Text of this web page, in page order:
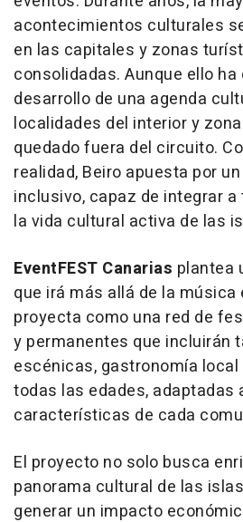
acontecimientos culturales
en las capitales y zonas
consolidadas. Aunque ello
desarrollo de una agenda
localidades del interior y
quedado fuera del circuito.
realidad, Beiro apuesta por
inclusivo, capaz de integrar
la vida cultural activa de las
EventFEST Canarias plantea
que irá más allá de la música
proyecta como una red de
y permanentes que incluirán
escénicas, gastronomía
todas las edades, adaptadas
características de cada
El proyecto no solo busca
panorama cultural de las
generar un impacto